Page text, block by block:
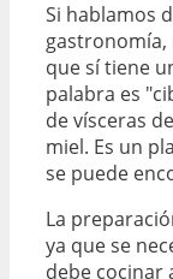
Si hablamos
que sí tiene
palabra es
de vísceras
miel. Es un
se puede
La
ya que se
debe cocinar